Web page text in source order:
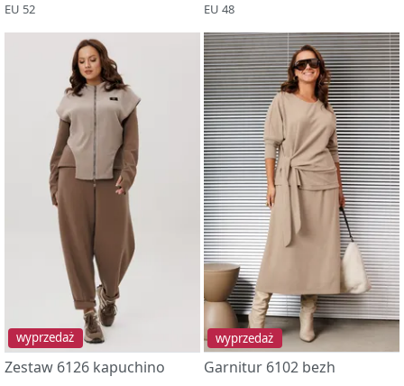
EU 52 EU 48
wyprzedaż
Zestaw 6126 kapuchino
wyprzedaż
Garnitur 6102 bezh